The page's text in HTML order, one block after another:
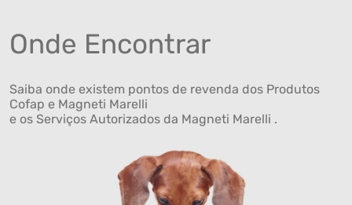
Onde Encontrar
Saiba onde existem pontos de revenda dos Produtos
Cofap e Magneti Marelli
e os Serviços Autorizados da Magneti Marelli .